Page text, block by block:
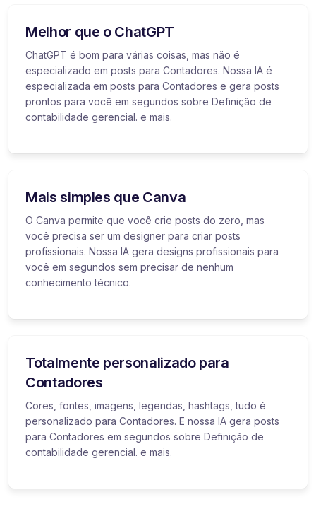
Melhor que o ChatGPT
ChatGPT é bom para várias coisas, mas não é
especializado em posts para Contadores. Nossa IA é
especializada em posts para Contadores e gera posts
prontos para você em segundos sobre Definição de
contabilidade gerencial. e mais.
Mais simples que Canva
O Canva permite que você crie posts do zero, mas
você precisa ser um designer para criar posts
profissionais. Nossa IA gera designs profissionais para
você em segundos sem precisar de nenhum
conhecimento técnico.
Totalmente personalizado para
Contadores
Cores, fontes, imagens, legendas, hashtags, tudo é
personalizado para Contadores. E nossa IA gera posts
para Contadores em segundos sobre Definição de
contabilidade gerencial. e mais.